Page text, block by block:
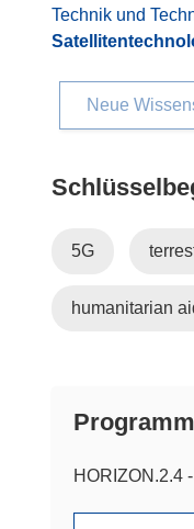
Technik und
Neue
5G
humanitarian
HORIZON.2.4